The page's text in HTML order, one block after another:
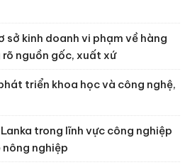
sở kinh doanh vi phạm về hàng
nguồn gốc, xuất xứ
triển khoa học và công nghệ,
trong lĩnh vực công nghiệp
nghiệp